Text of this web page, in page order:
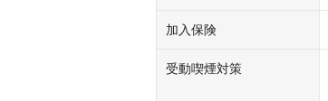
加入保険
受動喫煙対策